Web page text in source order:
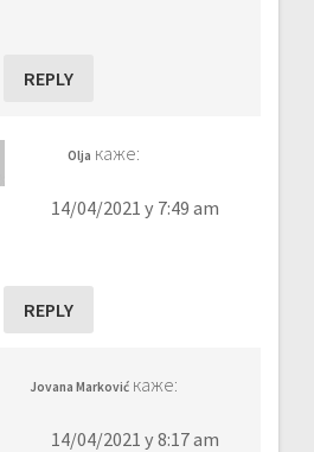
REPLY
Olja каже:
14/04/2021 у 7:49 am
REPLY
Jovana Marković каже:
14/04/2021 у 8:17 am